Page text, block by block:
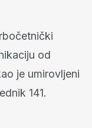
od
je umirovljeni
141.